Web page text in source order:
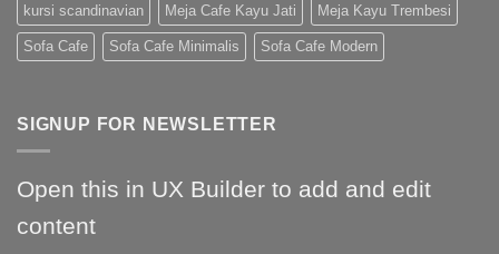
kursi scandinavian Meja Cafe Kayu Jati Meja Kayu Trembesi
Sofa Cafe Sofa Cafe Minimalis Sofa Cafe Modern
SIGNUP FOR NEWSLETTER
Open this in UX Builder to add and edit
content